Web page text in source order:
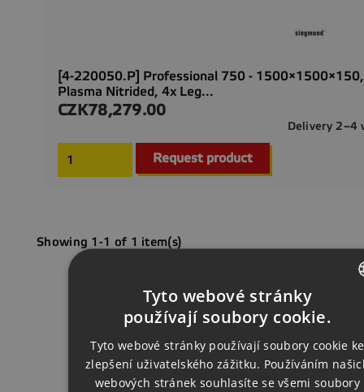
[4-220050.P] Professional 750 - 1500×1500×150,
Plasma Nitrided, 4x Leg...
Price
CZK78,279.00
Delivery 2–4
Request product
Showing 1-1 of 1 item(s)
ENGLISH
GERMAN
Tyto webové stránky
používají soubory cookie.
Tyto webové stránky používají soubory cookie ke
zlepšení uživatelského zážitku. Používáním
webových stránek souhlasíte se všemi soubory